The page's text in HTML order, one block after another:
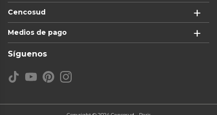
Cencosud
Medios de pago
Síguenos